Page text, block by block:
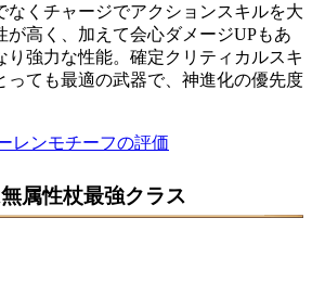
なくチャージでアクションスキルを大
が高く、加えて会心ダメージUPもあ
り強力な性能。確定クリティカルスキ
っても最適の武器で、神進化の優先度
レンモチーフの評価
属性杖最強クラス